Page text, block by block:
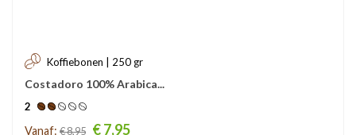
Koffiebonen | 250 gr
Costadoro 100% Arabica...
2
Prijs
Vanaf: € 8,95 € 7,95